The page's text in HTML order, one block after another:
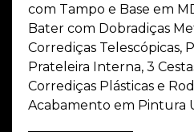
com Tampo e Base em
Bater com Dobradiças
Corrediças Telescópicas,
Prateleira Interna, 3
Corrediças Plásticas e
Acabamento em Pintura